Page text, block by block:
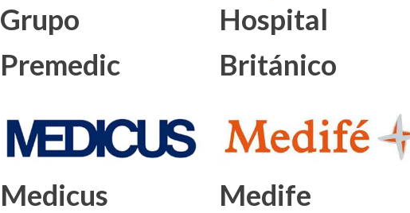
Grupo
Premedic
Hospital
Británico
Medicus Medife